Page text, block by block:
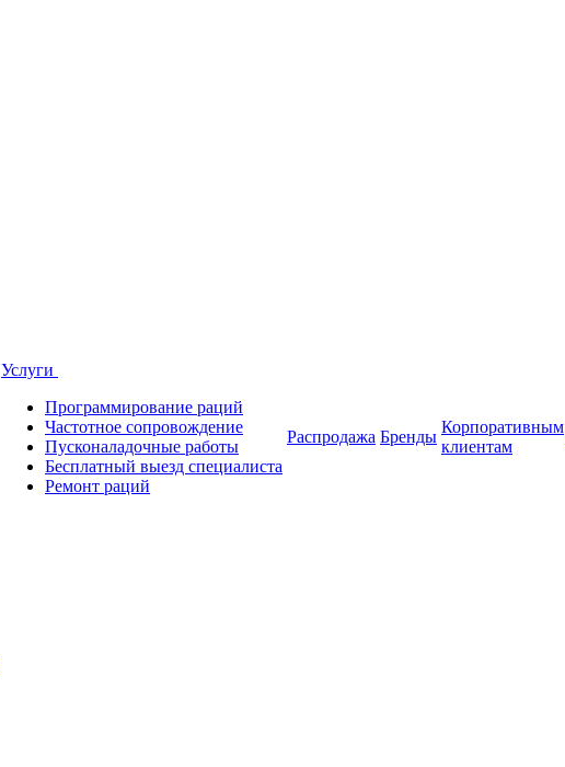
Услуги
Программирование раций
Частотное сопровождение
Пусконаладочные работы
Бесплатный выезд специалиста
Ремонт раций
Распродажа Бренды
Корпоративным
клиентам